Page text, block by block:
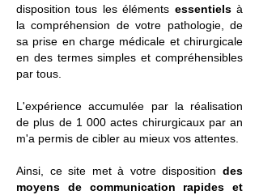
disposition tous les éléments essentielsà
la compréhension de votre pathologie, de
sa prise en charge médicale et chirurgicale
en des termes simples et compréhensibles
par tous.
L'expérience accumulée par la réalisation
de plus de 1 000 actes chirurgicaux par an
m'a permis de cibler au mieux vos attentes.
Ainsi, ce site met à votre disposition des
moyens de communication rapides et